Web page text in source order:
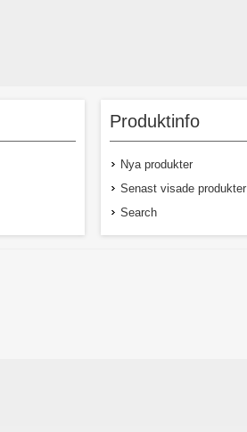
Produktinfo
Nya produkter
Senast visade produkter
Search